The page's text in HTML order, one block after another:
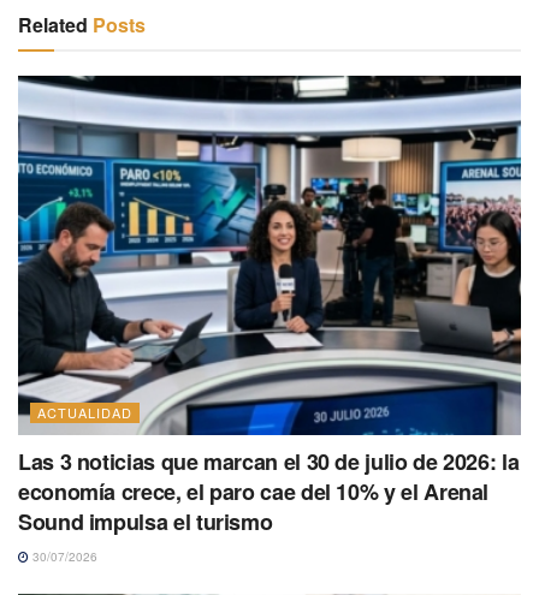
Related Posts
ACTUALIDAD
Las 3 noticias que marcan el 30 de julio de 2026: la
economía crece, el paro cae del 10% y el Arenal
Sound impulsa el turismo
30/07/2026